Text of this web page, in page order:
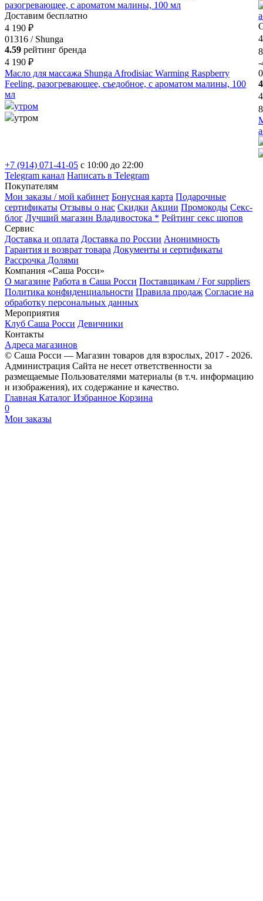
Доставим бесплатно
4 190 ₽
01316 / Shunga
4.59 рейтинг бренда
4 190 ₽
Масло для массажа Shunga Afrodisiac Warming Raspberry
Feeling, разогревающее, съедобное, с ароматом малины, 100
мл
утром
утром
-
+7 (914) 071-41-05 c 10:00 до 22:00
Telegram канал Написать в Telegram
Покупателям
Мои заказы / мой кабинет Бонусная карта Подарочные
сертификаты Отзывы о нас Скидки Акции Промокоды Секс-
блог Лучший магазин Владивостока * Рейтинг секс шопов
Сервис
Доставка и оплата Доставка по России Анонимность
Гарантия и возврат товара Документы и сертификаты
Рассрочка Долями
Компания «Саша Росси»
О магазине Работа в Саша Росси Поставщикам / For suppliers
Политика конфиденциальности Правила продаж Согласие на
обработку персональных данных
Мероприятия
Клуб Саша Росси Девичники
Контакты
Адреса магазинов
© Саша Росси — Магазин товаров для взрослых, 2017 - 2026.
Администрация Сайта не несет ответственности за
размещаемые Пользователями материалы (в т.ч. информацию
и изображения), их содержание и качество.
Главная Каталог Избранное Корзина
0
Мои заказы